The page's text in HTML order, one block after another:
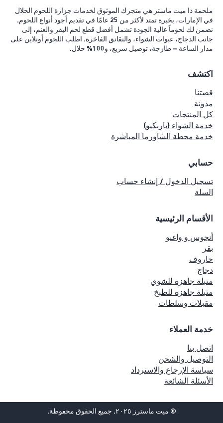
ملحمة ذا ميت ماستر هي متجرك الموثوق لخدمات جزارة اللحوم الحلال
في الإمارات، بخبرة تمتد لأكثر من 25 عامًا في تقديم أجود أنواع اللحوم.
نضمن لك لحوماً عالية الجودة تشمل أفضل قطع لحم البقر والغنم، إلى
جانب الدجاج، عبوات الشواء، والنقانق الفاخرة. اطلب اللحوم أونلاين على
مدار الساعة – طازجة، توصيل سريع، و100% حلال.
اكتشف
قصتنا
مدونة
كل المنتجات
خدمة الشواء (باربكيو)
خدمة محطة الشاورما المباشرة
حسابي
تسجيل الدخول / إنشاء حساب
السلة
الأقسام الرئيسية
أنجوس و واغيو
بقر
خاروف
دجاج
متبلة جاهزة للشوي
متبلة جاهزة للطبخ
مقبلات وسلطات
خدمة العملاء
اتصل بنا
التوصيل والشحن
سياسة الإرجاع والاسترداد
الأسئلة الشائعة
© ميت ماسترز ٢٠٢٥. جميع الحقوق محفوظة.